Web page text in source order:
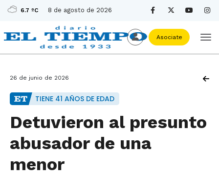
6.7 ºC 8 de agosto de 2026
Asociate
26 de junio de 2026
TIENE 41 AÑOS DE EDAD
Detuvieron al presunto
abusador de una
menor